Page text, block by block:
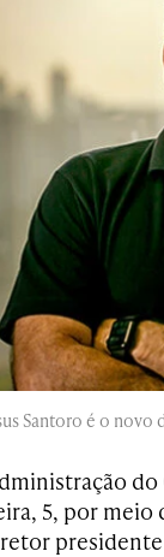
Santoro é o
do
5, por meio